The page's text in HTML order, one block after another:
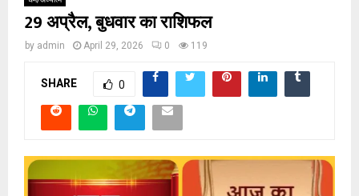
29 अप्रैल, बुधवार का राशिफल
by admin April 29, 2026 0 119
SHARE 0